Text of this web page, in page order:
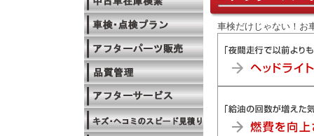
車検だけじゃない！お